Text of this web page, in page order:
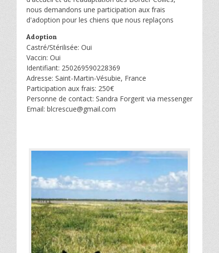
nous demandons une participation aux frais
d'adoption pour les chiens que nous replaçons
Adoption
Castré/Stérilisée: Oui
Vaccin: Oui
Identifiant: 250269590228369
Adresse: Saint-Martin-Vésubie, France
Participation aux frais: 250€
Personne de contact: Sandra Forgerit via messenger
Email: blcrescue@gmail.com